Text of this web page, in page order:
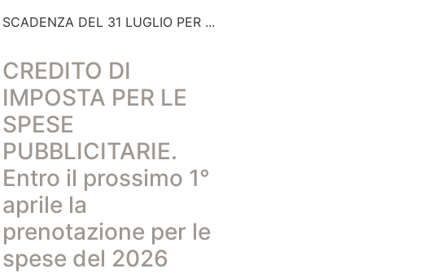
SCADENZA DEL 31 LUGLIO PER
CREDITO DI
IMPOSTA PER LE
SPESE
PUBBLICITARIE.
Entro il prossimo 1°
aprile la
prenotazione per le
spese del 2026